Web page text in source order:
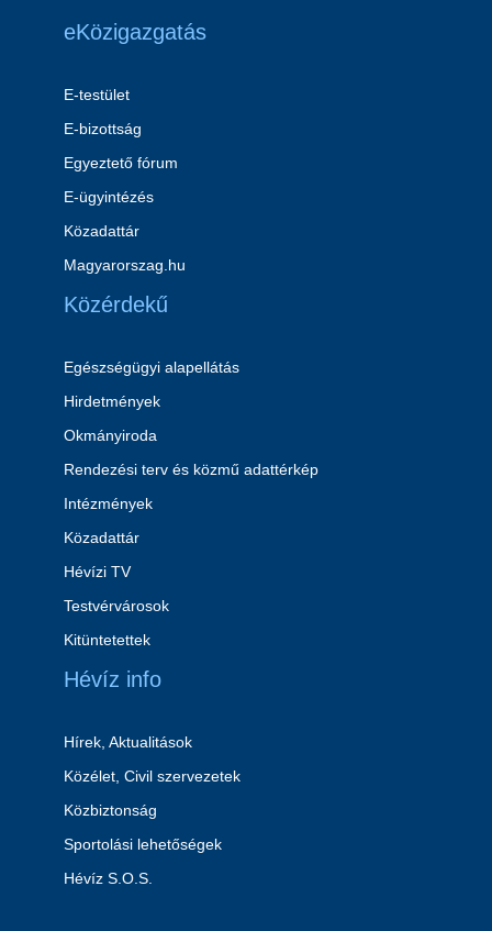
eKözigazgatás
E-testület
E-bizottság
Egyeztető fórum
E-ügyintézés
Közadattár
Magyarorszag.hu
Közérdekű
Egészségügyi alapellátás
Hirdetmények
Okmányiroda
Rendezési terv és közmű adattérkép
Intézmények
Közadattár
Hévízi TV
Testvérvárosok
Kitüntetettek
Hévíz info
Hírek, Aktualitások
Közélet, Civil szervezetek
Közbiztonság
Sportolási lehetőségek
Hévíz S.O.S.